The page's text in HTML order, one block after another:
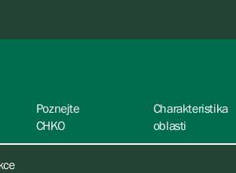
Poznejte
CHKO
Charakteristika
oblasti